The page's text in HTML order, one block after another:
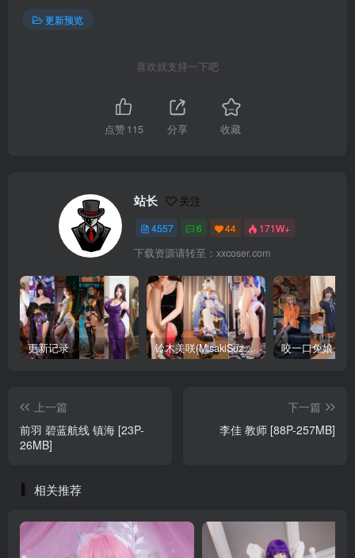
更新预览
喜欢就支持一下吧
点赞115 分享 收藏
站长 关注
4557 6 44 171W+
下载资源请转至：xxcoser.com
更新记录 铃木美咲(MisakiSuzuki) 合集下载 咬一口兔娘 合
上一篇
前羽 碧蓝航线 镇海 [23P-
26MB]
下一篇
李佳 教师 [88P-257MB]
相关推荐